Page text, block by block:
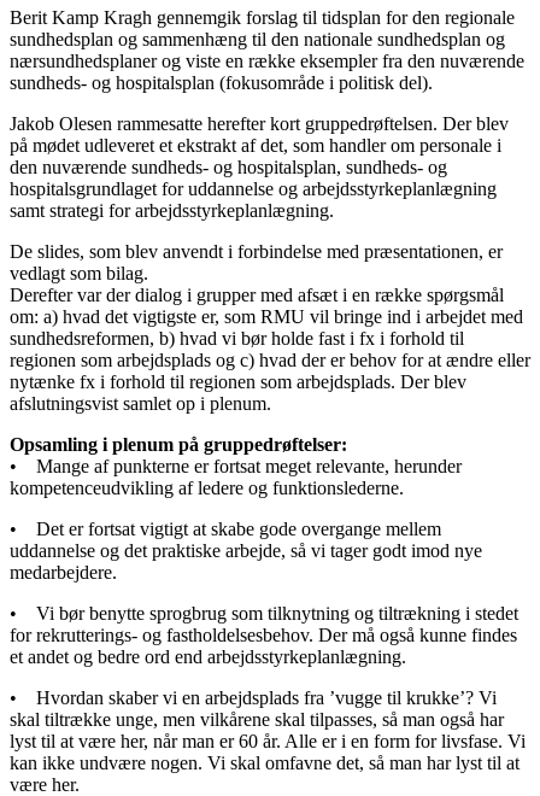
Berit Kamp Kragh gennemgik forslag til tidsplan for den regionale
sundhedsplan og sammenhæng til den nationale sundhedsplan og
nærsundhedsplaner og viste en række eksempler fra den nuværende
sundheds- og hospitalsplan (fokusområde i politisk del).
Jakob Olesen rammesatte herefter kort gruppedrøftelsen. Der blev
på mødet udleveret et ekstrakt af det, som handler om personale i
den nuværende sundheds- og hospitalsplan, sundheds- og
hospitalsgrundlaget for uddannelse og arbejdsstyrkeplanlægning
samt strategi for arbejdsstyrkeplanlægning.
De slides, som blev anvendt i forbindelse med præsentationen, er
vedlagt som bilag.
Derefter var der dialog i grupper med afsæt i en række spørgsmål
om: a) hvad det vigtigste er, som RMU vil bringe ind i arbejdet med
sundhedsreformen, b) hvad vi bør holde fast i fx i forhold til
regionen som arbejdsplads og c) hvad der er behov for at ændre eller
nytænke fx i forhold til regionen som arbejdsplads. Der blev
afslutningsvist samlet op i plenum.
Opsamling i plenum på gruppedrøftelser:
• Mange af punkterne er fortsat meget relevante, herunder
kompetenceudvikling af ledere og funktionslederne.
• Det er fortsat vigtigt at skabe gode overgange mellem
uddannelse og det praktiske arbejde, så vi tager godt imod nye
medarbejdere.
• Vi bør benytte sprogbrug som tilknytning og tiltrækning i stedet
for rekrutterings- og fastholdelsesbehov. Der må også kunne findes
et andet og bedre ord end arbejdsstyrkeplanlægning.
• Hvordan skaber vi en arbejdsplads fra ’vugge til krukke’? Vi
skal tiltrække unge, men vilkårene skal tilpasses, så man også har
lyst til at være her, når man er 60 år. Alle er i en form for livsfase. Vi
kan ikke undvære nogen. Vi skal omfavne det, så man har lyst til at
være her.